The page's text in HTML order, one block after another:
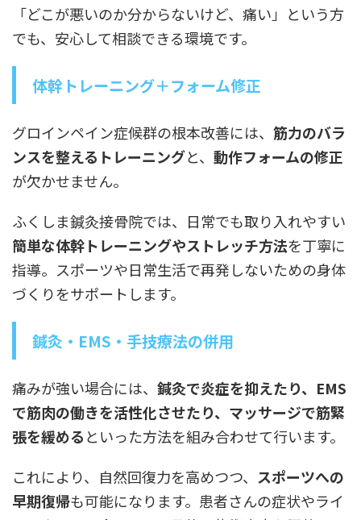
「どこが悪いのか分からないけど、痛い」という方
でも、安心して相談できる環境です。
体幹トレーニング＋フォーム修正
グロインペイン症候群の根本改善には、 筋力のバラ
ンスを整えるトレーニングと、 動作フォームの修正
が欠かせません。
ふくしま鍼灸接骨院では、日常でも取り入れやすい
簡単な体幹トレーニングやストレッチ方法を丁寧に
指導。スポーツや日常生活で再発しないための身体
づくりをサポートします。
鍼灸・EMS・手技療法の併用
痛みが強い場合には、 鍼灸で炎症を抑えたり、EMS
で筋肉の働きを活性化させたり、マッサージで筋緊
張を緩めるといった方法を組み合わせて行います。
これにより、自然回復力を高めつつ、 スポーツへの
早期復帰も可能になります。患者さんの症状やライ